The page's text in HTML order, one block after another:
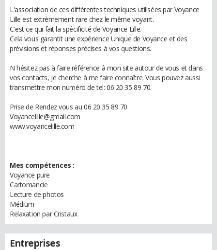
L'association de ces différentes techniques utilisées par Voyance
Lille est extrèmement rare chez le même voyant.
C'est ce qui fait la spécificité de Voyance Lille.
Cela vous garantit une expérience Unique de Voyance et des
prévisions et réponses précises à vos questions.
N hésitez pas à faire référence à mon site autour de vous et dans
vos contacts, je cherche à me faire connaître. Vous pouvez aussi
transmettre mon numéro de tel: 06 20 35 89 70.
Prise de Rendez vous au 06 20 35 89 70
Voyancelille@gmail.com
www.voyancelille.com
Mes compétences :
Voyance pure
Cartomancie
Lecture de photos
Médium
Relaxation par Cristaux
Entreprises